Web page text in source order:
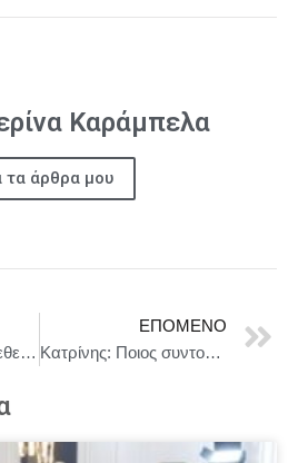
Καράμπελα
τα άρθρα μου
Δήμος Βόλου : Γίνε εθελοντής, έλα στο στάδιο, νιώσε τον παλμό του αγώνα! Stoiximan Πανελλήνιο Πρωτάθλημα Ανοιχτού Στίβου Α/Γ
ΕΠΌΜΕΝΟ
Κατρίνης: Ποιος συντονίζει τελικά τις διεθνείς συνεργασίες της ελληνικής αμυντικής βιομηχανίας;